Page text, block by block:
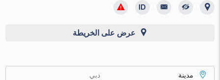
عرض على الخريطة
مدينة
دبي